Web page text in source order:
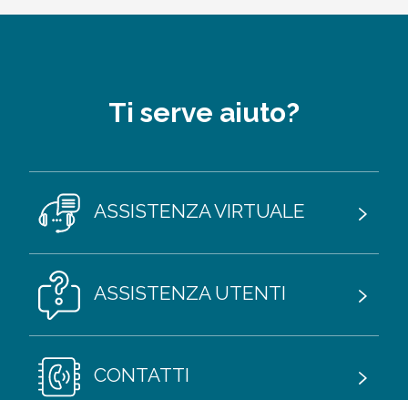
Ti serve aiuto?
ASSISTENZA VIRTUALE
ASSISTENZA UTENTI
CONTATTI